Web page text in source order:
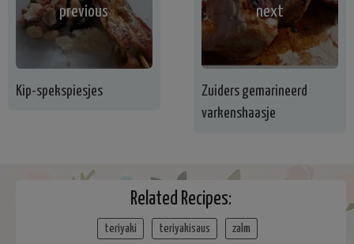
previous
Kip-spekspiesjes
next
Zuiders gemarineerd
varkenshaasje
Related Recipes:
teriyaki teriyakisaus zalm